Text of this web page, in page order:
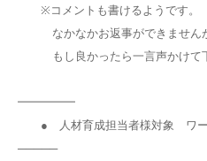
※コメントも書けるようです。
なかなかお返事ができませんが
もし良かったら一言声かけて下
━━━━━
● 人材育成担当者様対象 ワー
─────